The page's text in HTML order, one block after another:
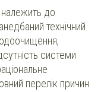
належить до
технічний
системи
перелік причин